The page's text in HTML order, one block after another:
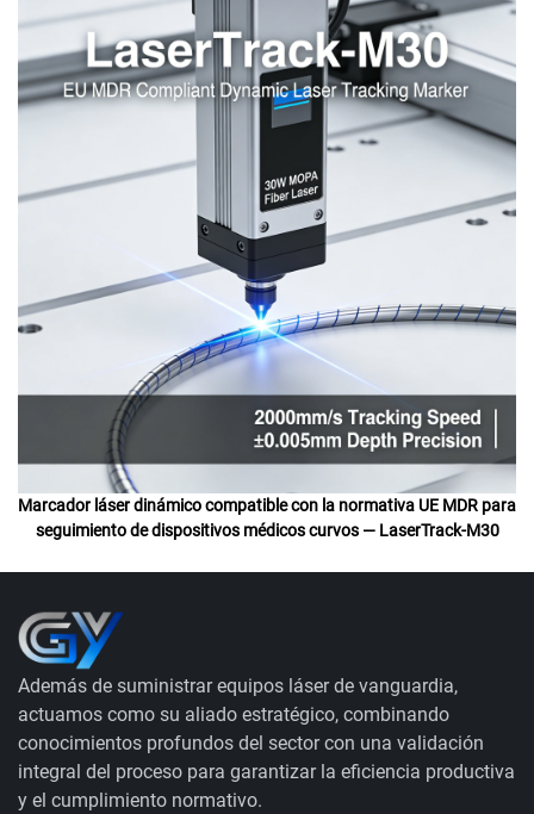
Marcador láser dinámico compatible con la normativa UE MDR para
seguimiento de dispositivos médicos curvos — LaserTrack-M30
Además de suministrar equipos láser de vanguardia,
actuamos como su aliado estratégico, combinando
conocimientos profundos del sector con una validación
integral del proceso para garantizar la eficiencia productiva
y el cumplimiento normativo.